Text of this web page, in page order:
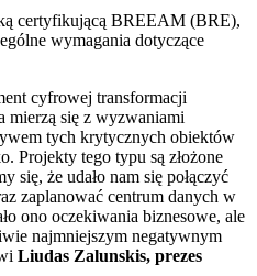
certyfikującą BREEAM (BRE),
wymagania dotyczące
cyfrowej transformacji
mierzą się z wyzwaniami
tych krytycznych obiektów
Projekty tego typu są złożone
się, że udało nam się połączyć
zaplanować centrum danych w
ono oczekiwania biznesowe, ale
najmniejszym negatywnym
Liudas Zalunskis, prezes